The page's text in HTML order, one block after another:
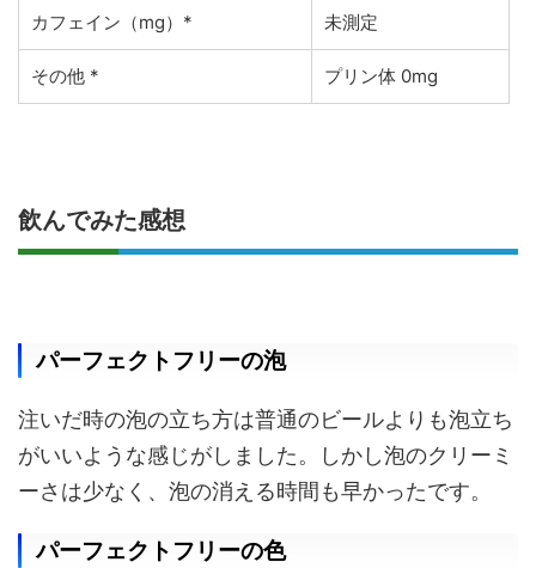
カフェイン（mg）* 未測定
その他 * プリン体 0mg
飲んでみた感想
パーフェクトフリーの泡
注いだ時の泡の立ち方は普通のビールよりも泡立ち
がいいような感じがしました。しかし泡のクリーミ
ーさは少なく、泡の消える時間も早かったです。
パーフェクトフリーの色